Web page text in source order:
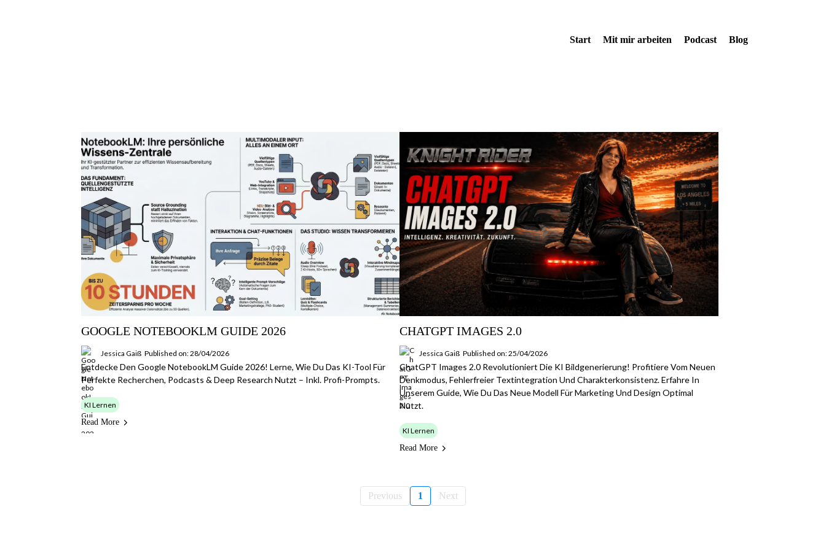
Start Mit mir arbeiten Podcast Blog
GOOGLE NOTEBOOKLM GUIDE 2026
Jessica Gaiß Published on: 28/04/2026
Entdecke Den Google NotebookLM Guide 2026! Lerne, Wie Du Das KI-Tool Für
Perfekte Recherchen, Podcasts & Deep Research Nutzt – Inkl. Profi-Prompts.
KI Lernen
Read More
CHATGPT IMAGES 2.0
Jessica Gaiß Published on: 25/04/2026
ChatGPT Images 2.0 Revolutioniert Die KI Bildgenerierung! Profitiere Vom Neuen
Denkmodus, Fehlerfreier Textintegration Und Charakterkonsistenz. Erfahre In
Unserem Guide, Wie Du Das Neue Modell Für Marketing Und Design Optimal
Nutzt.
KI Lernen
Read More
Previous 1 Next